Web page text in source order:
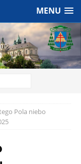
MENU
Pola niebo